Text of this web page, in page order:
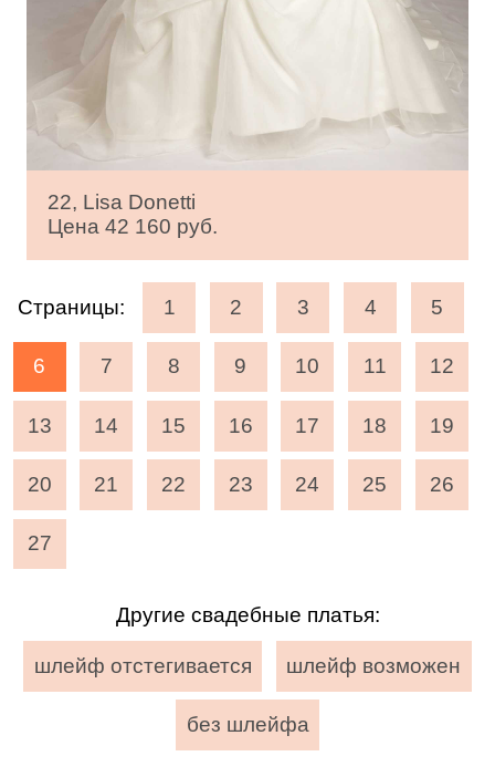
22, Lisa Donetti
Цена 42 160 руб.
Страницы: 1 2 3 4 5
6 7 8 9 10 11 12
13 14 15 16 17 18 19
20 21 22 23 24 25 26
27
Другие свадебные платья:
шлейф отстегивается шлейф возможен
без шлейфа